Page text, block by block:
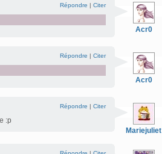
Acr0
Répondre | Citer
Acr0
Répondre | Citer
Mariejuliet
Répondre | Citer
:p